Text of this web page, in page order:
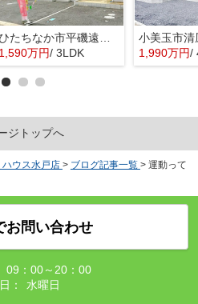
1,590万円/ 3LDK 1,990万円/
ジトップへ
ウス水戸店 > ブログ記事一覧 > 運動って
お問い合わせ
09：00～20：00
：
水曜日